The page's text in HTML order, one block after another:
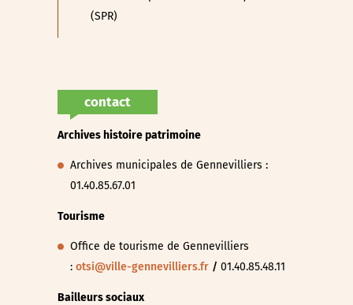
(SPR)
contact
Archives histoire patrimoine
Archives municipales de Gennevilliers :
01.40.85.67.01
Tourisme
Office de tourisme de Gennevilliers
:otsi@ville-gennevilliers.fr / 01.40.85.48.11
Bailleurs sociaux